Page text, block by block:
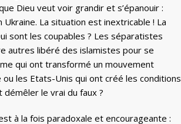
Dieu veut voir grandir et s’épanouir :
La situation est inextricable ! La
sont les coupables ? Les séparatistes
autres libéré des islamistes pour se
qui ont transformé un mouvement
les Etats-Unis qui ont créé les conditions
démêler le vrai du faux ?
à la fois paradoxale et encourageante :